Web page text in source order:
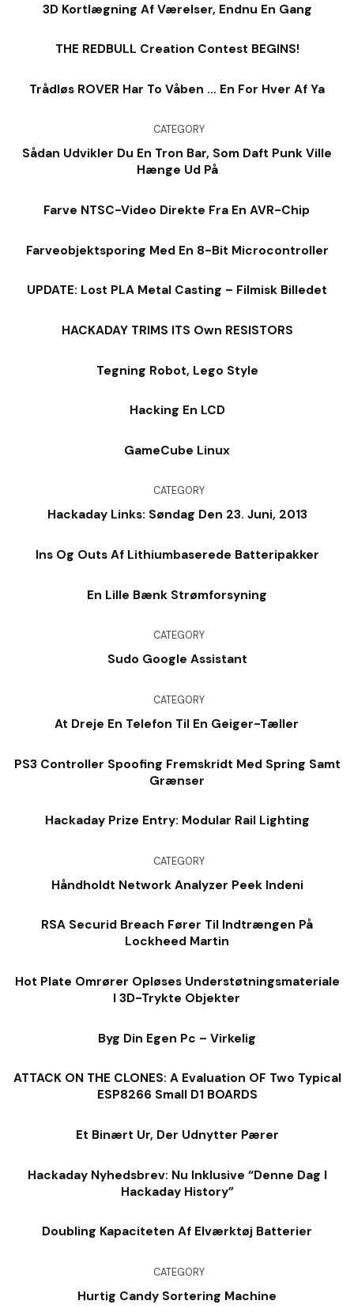
3D Kortlægning Af Værelser, Endnu En Gang
THE REDBULL Creation Contest BEGINS!
Trådløs ROVER Har To Våben … En For Hver Af Ya
CATEGORY
Sådan Udvikler Du En Tron Bar, Som Daft Punk Ville
Hænge Ud På
Farve NTSC-Video Direkte Fra En AVR-Chip
Farveobjektsporing Med En 8-Bit Microcontroller
UPDATE: Lost PLA Metal Casting – Filmisk Billedet
HACKADAY TRIMS ITS Own RESISTORS
Tegning Robot, Lego Style
Hacking En LCD
GameCube Linux
CATEGORY
Hackaday Links: Søndag Den 23. Juni, 2013
Ins Og Outs Af Lithiumbaserede Batteripakker
En Lille Bænk Strømforsyning
CATEGORY
Sudo Google Assistant
CATEGORY
At Dreje En Telefon Til En Geiger-Tæller
PS3 Controller Spoofing Fremskridt Med Spring Samt
Grænser
Hackaday Prize Entry: Modular Rail Lighting
CATEGORY
Håndholdt Network Analyzer Peek Indeni
RSA Securid Breach Fører Til Indtrængen På
Lockheed Martin
Hot Plate Omrører Opløses Understøtningsmateriale
I 3D-Trykte Objekter
Byg Din Egen Pc – Virkelig
ATTACK ON THE CLONES: A Evaluation OF Two Typical
ESP8266 Small D1 BOARDS
Et Binært Ur, Der Udnytter Pærer
Hackaday Nyhedsbrev: Nu Inklusive “denne Dag I
Hackaday History”
Doubling Kapaciteten Af ​​elværktøj Batterier
CATEGORY
Hurtig Candy Sortering Machine